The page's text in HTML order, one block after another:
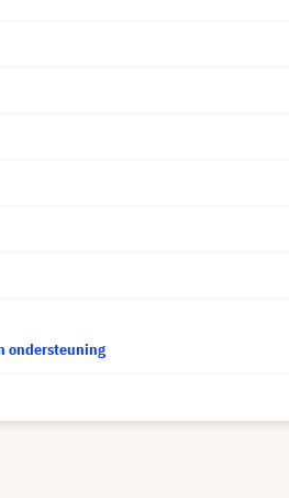
ondersteuning